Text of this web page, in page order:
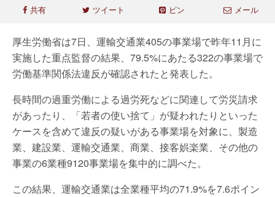
共有 ツイート ピン メール
厚生労働省は7日、運輸交通業405の事業場で昨年11月に
実施した重点監督の結果、79.5%にあたる322の事業場で
労働基準関係法違反が確認されたと発表した。
長時間の過重労働による過労死などに関連して労災請求
があったり、「若者の使い捨て」が疑われたりといった
ケースを含めて違反の疑いがある事業場を対象に、製造
業、建設業、運輸交通業、商業、接客娯楽業、その他の
事業の6業種9120事業場を集中的に調べた。
この結果、運輸交通業は全業種平均の71.9%を7.6ポイン